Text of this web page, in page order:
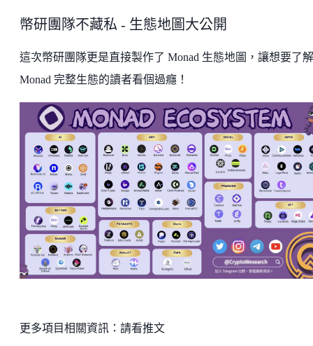
幣研團隊不藏私 - 生態地圖大公開
這次幣研團隊更是直接製作了 Monad 生態地圖，讓想要了解
Monad 完整生態的讀者看個過癮！
更多項目相關資訊：請看推文